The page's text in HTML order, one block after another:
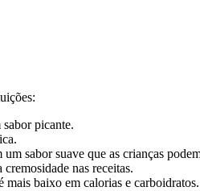
picante.
um sabor suave que as crianças
nas receitas.
mais baixo em calorias e carboidratos.